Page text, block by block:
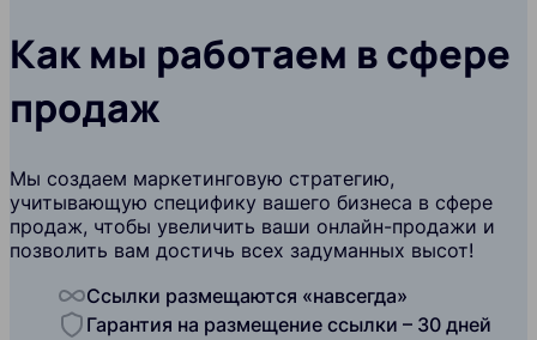
Как мы работаем в сфере
продаж
Мы создаем маркетинговую стратегию,
учитывающую специфику вашего бизнеса в сфере
продаж, чтобы увеличить ваши онлайн-продажи и
позволить вам достичь всех задуманных высот!
Ссылки размещаются «навсегда»
Гарантия на размещение ссылки – 30 дней